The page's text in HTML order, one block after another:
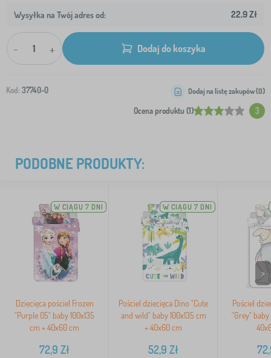
Wysyłka na Twój adres od: 22,9 Zł
- + Dodaj do koszyka
Kod: 37740-0
Ocena produktu (1) 3
Dodaj na listę zakupów (0)
PODOBNE PRODUKTY:
W CIĄGU 7 DNI
Dziecięca pościel Frozen
"Purple 05" baby 100x135
cm + 40x60 cm
72,9 Zł
W CIĄGU 7 DNI
Pościel dziecięca Dino "Cute
and wild" baby 100x135 cm
+ 40x60 cm
52,9 Zł
Pościel
"Grey" baby
>